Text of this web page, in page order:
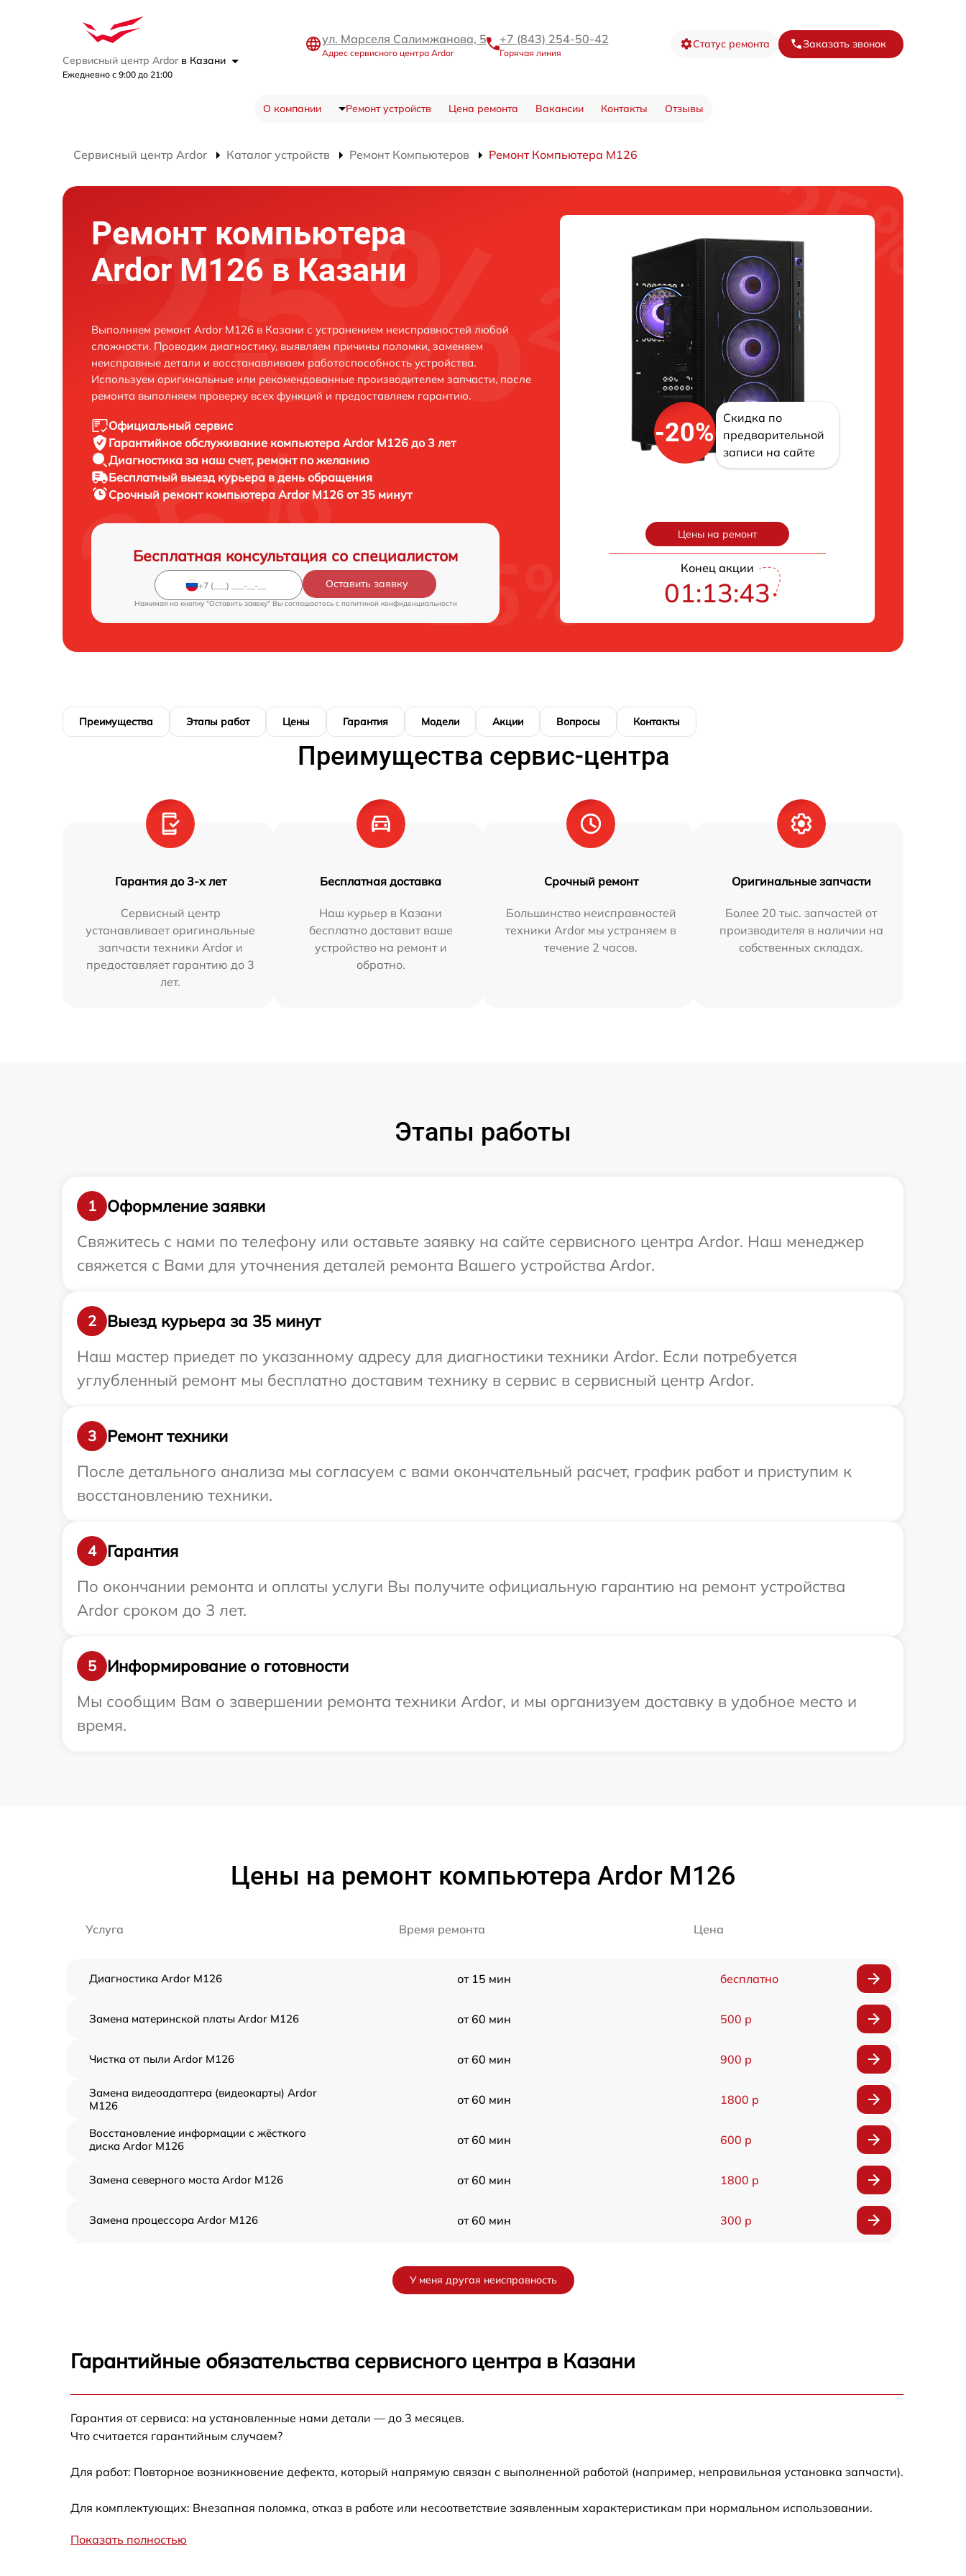
Сервисный центр Ardor в Казани
Ежедневно с 9:00 до 21:00
ул. Марселя Салимжанова, 5
Адрес сервисного центра Ardor
+7 (843) 254-50-42
Горячая линия
Статус ремонта Заказать звонок
О компании Ремонт устройств Цена ремонта Вакансии Контакты Отзывы
Сервисный центр Ardor Каталог устройств Ремонт Компьютеров Ремонт Компьютера M126
Ремонт компьютера
Ardor M126 в Казани
Выполняем ремонт Ardor M126 в Казани с устранением неисправностей любой
сложности. Проводим диагностику, выявляем причины поломки, заменяем
неисправные детали и восстанавливаем работоспособность устройства.
Используем оригинальные или рекомендованные производителем запчасти, после
ремонта выполняем проверку всех функций и предоставляем гарантию.
Официальный сервис
Гарантийное обслуживание компьютера Ardor M126 до 3 лет
Диагностика за наш счет, ремонт по желанию
Бесплатный выезд курьера в день обращения
Срочный ремонт компьютера Ardor M126 от 35 минут
Бесплатная консультация со специалистом
Оставить заявку
Нажимая на кнопку "Оставить заявку" Вы соглашаетесь c политикой конфиденциальности
-20%
Скидка по
предварительной
записи на сайте
Цены на ремонт
Конец акции
01:13:42
Преимущества Этапы работ Цены Гарантия Модели Акции Вопросы Контакты
Преимущества сервис-центра
Гарантия до 3-х лет
Сервисный центр
устанавливает оригинальные
запчасти техники Ardor и
предоставляет гарантию до 3
лет.
Бесплатная доставка
Наш курьер в Казани
бесплатно доставит ваше
устройство на ремонт и
обратно.
Срочный ремонт
Большинство неисправностей
техники Ardor мы устраняем в
течение 2 часов.
Оригинальные запчасти
Более 20 тыс. запчастей от
производителя в наличии на
собственных складах.
Этапы работы
1
Оформление заявки
Свяжитесь с нами по телефону или оставьте заявку на сайте сервисного центра Ardor. Наш менеджер
свяжется с Вами для уточнения деталей ремонта Вашего устройства Ardor.
2
Выезд курьера за 35 минут
Наш мастер приедет по указанному адресу для диагностики техники Ardor. Если потребуется
углубленный ремонт мы бесплатно доставим технику в сервис в сервисный центр Ardor.
3
Ремонт техники
После детального анализа мы согласуем с вами окончательный расчет, график работ и приступим к
восстановлению техники.
4
Гарантия
По окончании ремонта и оплаты услуги Вы получите официальную гарантию на ремонт устройства
Ardor сроком до 3 лет.
5
Информирование о готовности
Мы сообщим Вам о завершении ремонта техники Ardor, и мы организуем доставку в удобное место и
время.
Цены на ремонт компьютера Ardor M126
Услуга Время ремонта Цена
Диагностика Ardor M126 от 15 мин бесплатно
Замена материнской платы Ardor M126 от 60 мин 500 р
Чистка от пыли Ardor M126 от 60 мин 900 р
Замена видеоадаптера (видеокарты) Ardor
M126
от 60 мин 1800 р
Восстановление информации с жёсткого
диска Ardor M126
от 60 мин 600 р
Замена северного моста Ardor M126 от 60 мин 1800 р
Замена процессора Ardor M126 от 60 мин 300 р
Замена звуковой платы Ardor M126 от 60 мин
У меня другая неисправность
Гарантийные обязательства сервисного центра в Казани
Гарантия от сервиса: на установленные нами детали — до 3 месяцев.
Что считается гарантийным случаем?
Для работ: Повторное возникновение дефекта, который напрямую связан с выполненной работой (например, неправильная установка запчасти).
Для комплектующих: Внезапная поломка, отказ в работе или несоответствие заявленным характеристикам при нормальном использовании.
Показать полностью